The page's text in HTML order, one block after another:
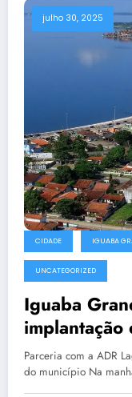
julho 30, 2025
CIDADE IGUABA
UNCATEGORIZED
Iguaba
coletivo
Parceria com a ADR
do município Na